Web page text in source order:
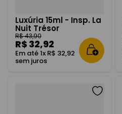
Luxúria 15ml - Insp. La
Nuit Trésor
R$43,90
R$ 32,92
Em até1x R$ 32,92
sem juros